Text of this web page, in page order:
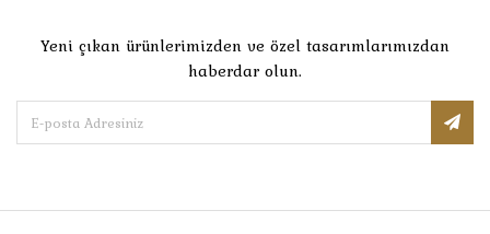
Yeni çıkan ürünlerimizden ve özel tasarımlarımızdan
haberdar olun.